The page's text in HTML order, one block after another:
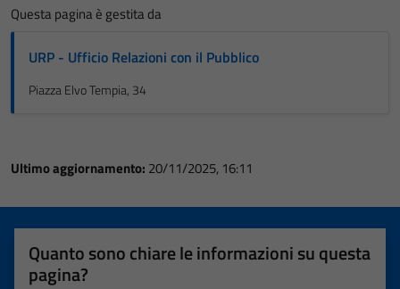
Questa pagina è gestita da
URP - Ufficio Relazioni con il Pubblico
Piazza Elvo Tempia, 34
Ultimo aggiornamento: 20/11/2025, 16:11
Quanto sono chiare le informazioni su questa
pagina?